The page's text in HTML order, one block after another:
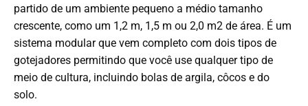
partido de um ambiente pequeno a médio tamanho
crescente, como um 1,2 m, 1,5 m ou 2,0 m2 de área. É um
sistema modular que vem completo com dois tipos de
gotejadores permitindo que você use qualquer tipo de
meio de cultura, incluindo bolas de argila, côcos e do
solo.